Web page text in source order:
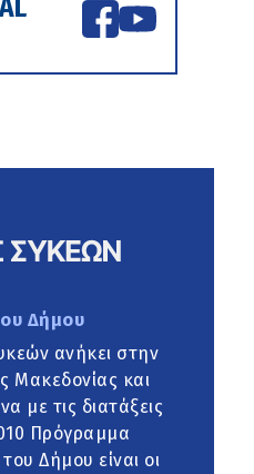
Δήμου
ανήκει στην
Μακεδονίας και
με τις διατάξεις
Πρόγραμμα
Δήμου είναι οι